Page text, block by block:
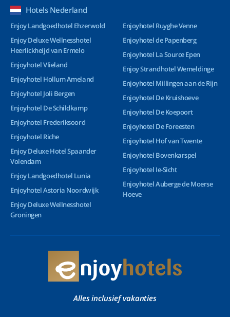
Hotels Nederland
Enjoy Landgoedhotel Ehzerwold
Enjoy Deluxe Wellnesshotel
Heerlickheijd van Ermelo
Enjoyhotel Vlieland
Enjoyhotel Hollum Ameland
Enjoyhotel Joli Bergen
Enjoyhotel De Schildkamp
Enjoyhotel Frederiksoord
Enjoyhotel Riche
Enjoy Deluxe Hotel Spaander
Volendam
Enjoy Landgoedhotel Lunia
Enjoyhotel Astoria Noordwijk
Enjoy Deluxe Wellnesshotel
Groningen
Enjoyhotel Ruyghe Venne
Enjoyhotel de Papenberg
Enjoyhotel La Source Epen
Enjoy Strandhotel Wemeldinge
Enjoyhotel Millingen aan de Rijn
Enjoyhotel De Kruishoeve
Enjoyhotel De Koepoort
Enjoyhotel De Foreesten
Enjoyhotel Hof van Twente
Enjoyhotel Bovenkarspel
Enjoyhotel Ie-Sicht
Enjoyhotel Auberge de Moerse
Hoeve
Alles inclusief vakanties